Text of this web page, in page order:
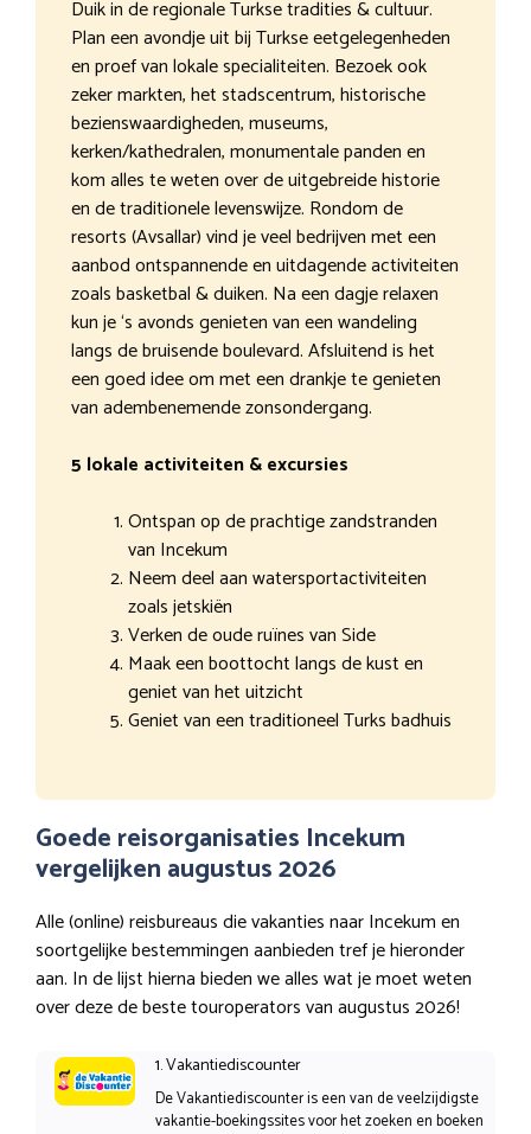
Duik in de regionale Turkse tradities & cultuur.
Plan een avondje uit bij Turkse eetgelegenheden
en proef van lokale specialiteiten. Bezoek ook
zeker markten, het stadscentrum, historische
bezienswaardigheden, museums,
kerken/kathedralen, monumentale panden en
kom alles te weten over de uitgebreide historie
en de traditionele levenswijze. Rondom de
resorts (Avsallar) vind je veel bedrijven met een
aanbod ontspannende en uitdagende activiteiten
zoals basketbal & duiken. Na een dagje relaxen
kun je ‘s avonds genieten van een wandeling
langs de bruisende boulevard. Afsluitend is het
een goed idee om met een drankje te genieten
van adembenemende zonsondergang.
5 lokale activiteiten & excursies
Ontspan op de prachtige zandstranden
van Incekum
Neem deel aan watersportactiviteiten
zoals jetskiën
Verken de oude ruïnes van Side
Maak een boottocht langs de kust en
geniet van het uitzicht
Geniet van een traditioneel Turks badhuis
Goede reisorganisaties Incekum
vergelijken augustus 2026
Alle (online) reisbureaus die vakanties naar Incekum en
soortgelijke bestemmingen aanbieden tref je hieronder
aan. In de lijst hierna bieden we alles wat je moet weten
over deze de beste touroperators van augustus 2026!
1. Vakantiediscounter
De Vakantiediscounter is een van de veelzijdigste
vakantie-boekingssites voor het zoeken en boeken